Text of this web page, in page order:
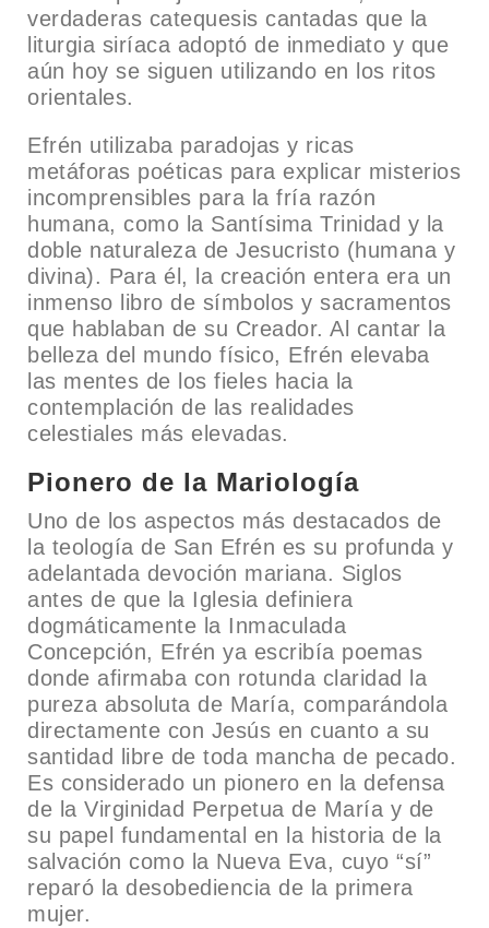
verdaderas catequesis cantadas que la
liturgia siríaca adoptó de inmediato y que
aún hoy se siguen utilizando en los ritos
orientales.
Efrén utilizaba paradojas y ricas
metáforas poéticas para explicar misterios
incomprensibles para la fría razón
humana, como la Santísima Trinidad y la
doble naturaleza de Jesucristo (humana y
divina). Para él, la creación entera era un
inmenso libro de símbolos y sacramentos
que hablaban de su Creador. Al cantar la
belleza del mundo físico, Efrén elevaba
las mentes de los fieles hacia la
contemplación de las realidades
celestiales más elevadas.
Pionero de la Mariología
Uno de los aspectos más destacados de
la teología de San Efrén es su profunda y
adelantada devoción mariana. Siglos
antes de que la Iglesia definiera
dogmáticamente la Inmaculada
Concepción, Efrén ya escribía poemas
donde afirmaba con rotunda claridad la
pureza absoluta de María, comparándola
directamente con Jesús en cuanto a su
santidad libre de toda mancha de pecado.
Es considerado un pionero en la defensa
de la Virginidad Perpetua de María y de
su papel fundamental en la historia de la
salvación como la Nueva Eva, cuyo “sí”
reparó la desobediencia de la primera
mujer.